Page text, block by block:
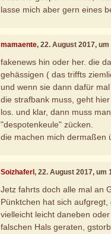
lasse mich aber gern eines
mamaente, 22. August 2017, um
fakenews hin oder her. die
gehässigen ( das triffts
und wenn sie dann dafür
die strafbank muss, geht
los. und klar, dann muss
"despotenkeule" zücken.
die machen mich dermaßen
Soizhaferl, 22. August 2017, um
Jetz fahrts doch alle mal an
Pünktchen hat sich
vielleicht leicht daneben
falschen Hals geraten,